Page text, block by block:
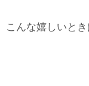
こんな嬉しいと